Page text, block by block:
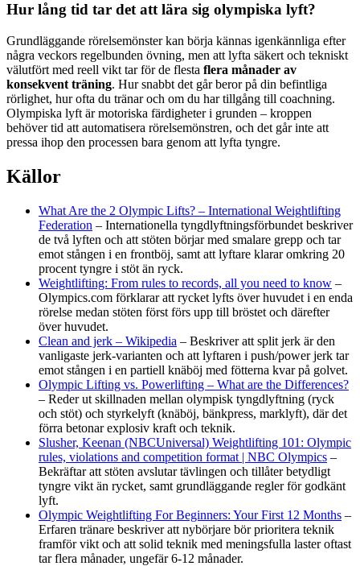
Hur lång tid tar det att lära sig olympiska lyft?
Grundläggande rörelsemönster kan börja kännas igenkännliga efter
några veckors regelbunden övning, men att lyfta säkert och tekniskt
välutfört med reell vikt tar för de flesta flera månader av
konsekvent träning. Hur snabbt det går beror på din befintliga
rörlighet, hur ofta du tränar och om du har tillgång till coachning.
Olympiska lyft är motoriska färdigheter i grunden – kroppen
behöver tid att automatisera rörelsemönstren, och det går inte att
pressa ihop den processen bara genom att lyfta tyngre.
Källor
What Are the 2 Olympic Lifts? – International Weightlifting
Federation – Internationella tyngdlyftningsförbundet beskriver
de två lyften och att stöten börjar med smalare grepp och tar
emot stången i en frontböj, samt att lyftare klarar omkring 20
procent tyngre i stöt än ryck.
Weightlifting: From rules to records, all you need to know –
Olympics.com förklarar att rycket lyfts över huvudet i en enda
rörelse medan stöten först förs upp till bröstet och därefter
över huvudet.
Clean and jerk – Wikipedia – Beskriver att split jerk är den
vanligaste jerk-varianten och att lyftaren i push/power jerk tar
emot stången i en partiell knäböj med fötterna kvar på golvet.
Olympic Lifting vs. Powerlifting – What are the Differences?
– Reder ut skillnaden mellan olympisk tyngdlyftning (ryck
och stöt) och styrkelyft (knäböj, bänkpress, marklyft), där det
förra betonar explosiv kraft och teknik.
Slusher, Keenan (NBCUniversal) Weightlifting 101: Olympic
rules, violations and competition format | NBC Olympics –
Bekräftar att stöten avslutar tävlingen och tillåter betydligt
tyngre vikt än rycket, samt grundläggande regler för godkänt
lyft.
Olympic Weightlifting For Beginners: Your First 12 Months –
Erfaren tränare beskriver att nybörjare bör prioritera teknik
framför vikt och att solid teknik med meningsfulla laster oftast
tar flera månader, ungefär 6-12 månader.